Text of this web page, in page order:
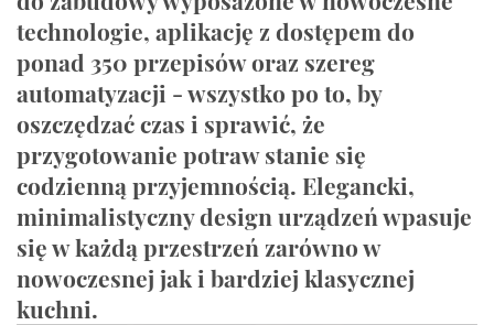
technologie, aplikację z dostępem do
ponad 350 przepisów oraz szereg
automatyzacji - wszystko po to, by
oszczędzać czas i sprawić, że
przygotowanie potraw stanie się
codzienną przyjemnością. Elegancki,
minimalistyczny design urządzeń wpasuje
się w każdą przestrzeń zarówno w
nowoczesnej jak i bardziej klasycznej
kuchni.